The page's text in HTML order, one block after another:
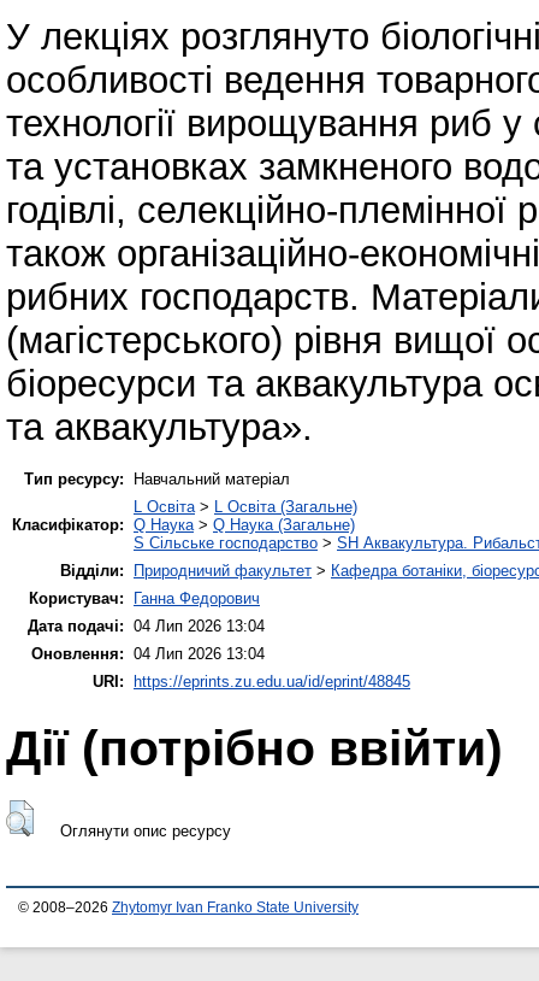
У лекціях розглянуто
особливості ведення
технології вирощування риб
та установках замкненого
годівлі, селекційно-
також організаційно-
рибних господарств.
(магістерського) рівня вищої
біоресурси та аквакультура
та аквакультура».
Тип ресурсу: Навчальний матеріал
Класифікатор:
L Освіта> L Освіта (Загальне)
Q Наука> Q Наука (Загальне)
S Сільське господарство > SH Аквакультура.
Відділи:
Природничий факультет > Кафедра ботаніки,
Користувач:
Ганна Федорович
Дата подачі: 04 Лип 2026 13:04
Оновлення: 04 Лип 2026 13:04
URI:
https://eprints.zu.edu.ua/id/eprint/48845
Дії ​​(потрібно ввійти)
Оглянути опис ресурсу
© 2008–2026 Zhytomyr Ivan Franko State University